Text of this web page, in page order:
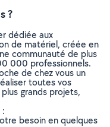
?
dédiée aux
de matériel, créée en
communauté de plus
000 professionnels.
de chez vous un
toutes vos
grands projets,
besoin en quelques